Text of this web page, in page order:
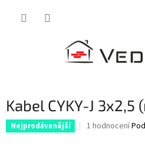
Kabel CYKY-J 3x2,5
Nejprodávanější
Průměrné
1 hodnocení